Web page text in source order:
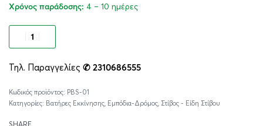
Χρόνος παράδοσης: 4 – 10 ημέρες
Τηλ. Παραγγελίες ✆ 2310686555
PBS-01
Κατηγορίες: Βατήρες Εκκίνησης Εμπόδια-Δρόμος Στίβος - Είδη Στίβου
SHARE